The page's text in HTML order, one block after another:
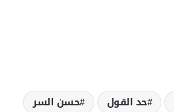
حد القول
حسن السر